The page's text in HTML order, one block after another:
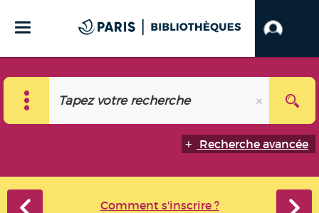
Recherche avancée
Comment s'inscrire ?